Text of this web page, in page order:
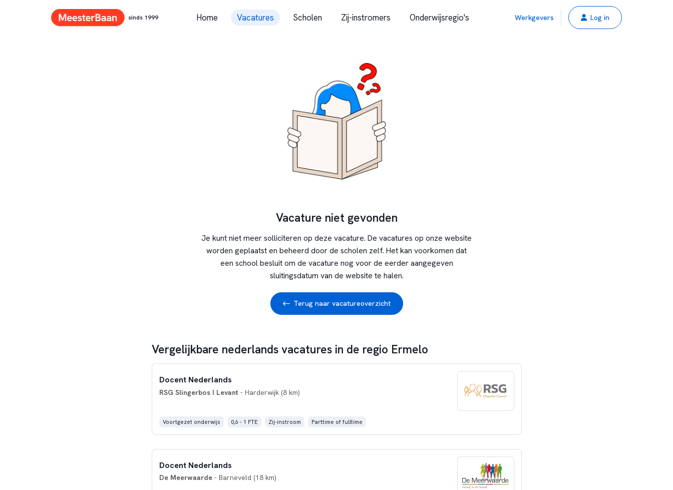
sinds 1999 Home Vacatures Scholen Zij-instromers Onderwijsregio's Werkgevers Log in
Vacature niet gevonden
Je kunt niet meer solliciteren op deze vacature. De vacatures op onze website
worden geplaatst en beheerd door de scholen zelf. Het kan voorkomen dat
een school besluit om de vacature nog voor de eerder aangegeven
sluitingsdatum van de website te halen.
Terug naar vacatureoverzicht
Vergelijkbare nederlands vacatures in de regio Ermelo
Docent Nederlands
RSG Slingerbos I Levant- Harderwijk (8 km)
Voortgezet onderwijs 0,6 - 1 FTE Zij-instroom Parttime of fulltime
Docent Nederlands
De Meerwaarde- Barneveld (18 km)